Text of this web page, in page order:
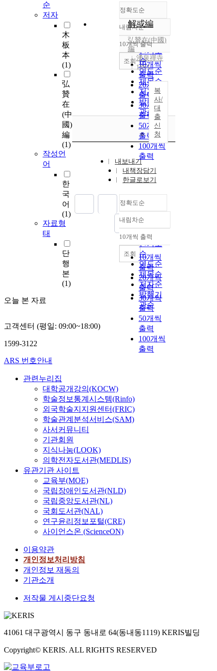
순
저자
木
板
本
(1)
弘
贊
在
(中
國)
編
(1)
작성언
어
한
국
어
(1)
자료형
태
단
행
본
(1)
오늘 본 자료
정확도순
정확도
순
인기도
순
연도순
제목순
저자순
발행기
관순
내림차순
내림차순
10개씩 출력
10개씩
출력
20개씩
출력
30개씩
출력
50개씩
출력
100개씩
출력
조회
解或編
弘贊在(中國)
編
湧泉禪寺
1893
복
사/
대
출
신
청
내보내기
내책장담기
한글로보기
정확도순
정확도
순
인기도
순
연도순
제목순
저자순
발행기
관순
내림차순
내림차순
10개씩 출력
10개씩
출력
20개씩
출력
30개씩
출력
50개씩
출력
100개씩
출력
조회
고객센터 (평일: 09:00~18:00)
1599-3122
ARS 번호안내
관련누리집
대학공개강의(KOCW)
학술정보통계시스템(Rinfo)
외국학술지지원센터(FRIC)
학술관계분석서비스(SAM)
사서커뮤니티
기관회원
지식나눔(LOOK)
의학전자도서관(MEDLIS)
유관기관 사이트
교육부(MOE)
국립장애인도서관(NLD)
국립중앙도서관(NL)
국회도서관(NAL)
연구윤리정보포털(CRE)
사이언스온 (ScienceON)
이용약관
개인정보처리방침
개인정보 재동의
기관소개
저작물 게시중단요청
41061 대구광역시 동구 동내로 64(동내동1119) KERIS빌딩
Copyright© KERIS. ALL RIGHTS RESERVED